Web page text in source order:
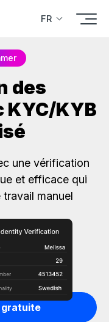
FR
des
KYB
une vérification
et efficace qui
manuel
gratuite